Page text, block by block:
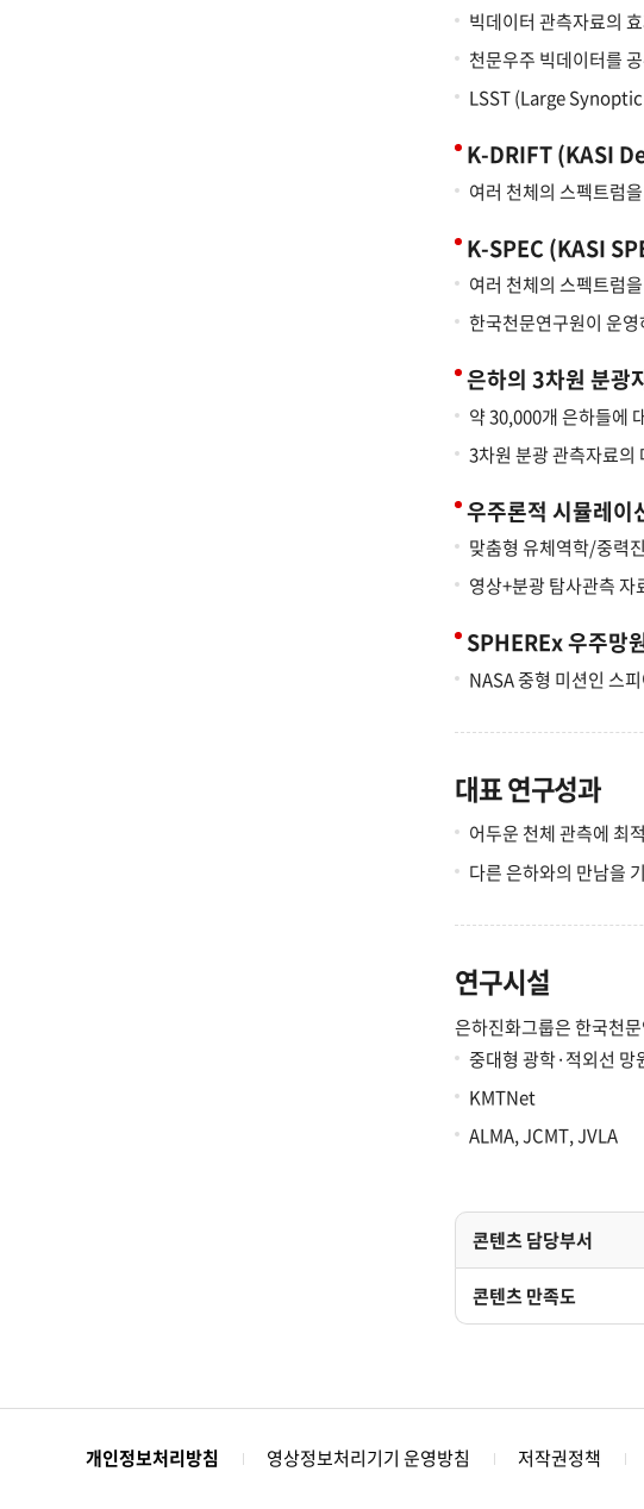
빅데이터 관측자료의
천문우주 빅데이터를
LSST (Large
K-DRIFT (KASI
여러 천체의 스펙트럼
K-SPEC (KASI
여러 천체의 스펙트럼
한국천문연구원이 운
은하의 3차원 분광
약 30,000개 은하들에
3차원 분광 관측자료의
우주론적 시뮬레이
맞춤형 유체역학/중력
영상+분광 탐사관측
SPHEREx 우주망
NASA 중형 미션인 스
대표 연구성과
어두운 천체 관측에 최
다른 은하와의 만남을
연구시설
은하진화그룹은 한국천
중대형 광학·적외선
KMTNet
ALMA, JCMT, JVLA
콘텐츠 담당부서
콘텐츠 만족도
개인정보처리방침 영상정보처리기기 운영방침 저작권정책